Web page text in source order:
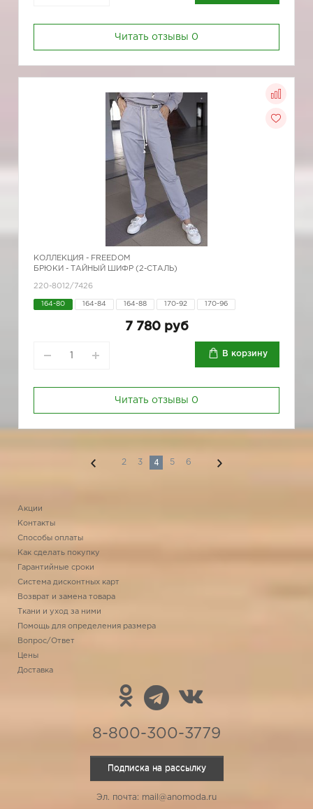
Читать отзывы 0
КОЛЛЕКЦИЯ - FREEDOM
БРЮКИ - ТАЙНЫЙ ШИФР (2-СТАЛЬ)
220-8012/7426
164-80 164-84 164-88 170-92 170-96
7 780 руб
В корзину
Читать отзывы 0
2 3 4 5 6
Акции
Контакты
Способы оплаты
Как сделать покупку
Гарантийные сроки
Система дисконтных карт
Возврат и замена товара
Ткани и уход за ними
Помощь для определения размера
Вопрос/Ответ
Цены
Доставка
8-800-300-3779
Подписка на рассылку
Эл. почта: mail@anomoda.ru